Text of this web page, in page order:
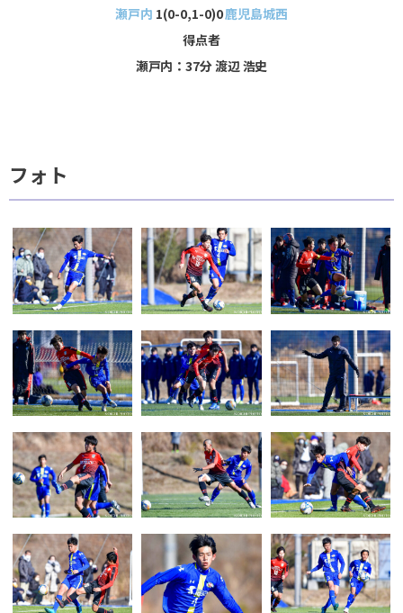
瀬戸内 1(0-0,1-0)0鹿児島城西
得点者
瀬戸内：37分 渡辺 浩史
フォト